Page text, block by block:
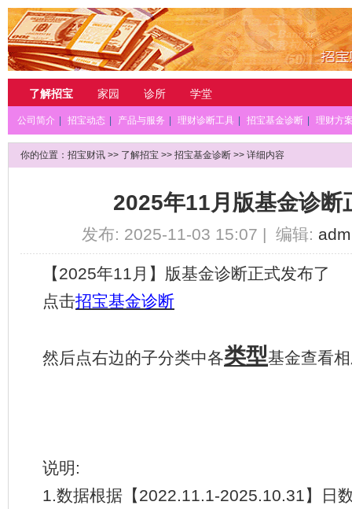
了解招宝 家园 诊所 学堂
公司简介 招宝动态 产品与服务 理财诊断工具 招宝基金诊断 理财方
你的位置： 招宝财讯 >> 了解招宝 >> 招宝基金诊断 >> 详细内容
2025年11月版基金诊断
发布: 2025-11-03 15:07 | 编辑:
【2025年11月】版基金诊断正式发布了
点击招宝基金诊断
然后点右边的子分类中各类型基金查看
说明 :
1.数据根据【2022.11.1-2025.10.31】日